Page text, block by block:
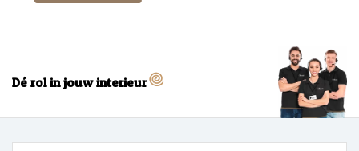
Dé rol in jouw interieur